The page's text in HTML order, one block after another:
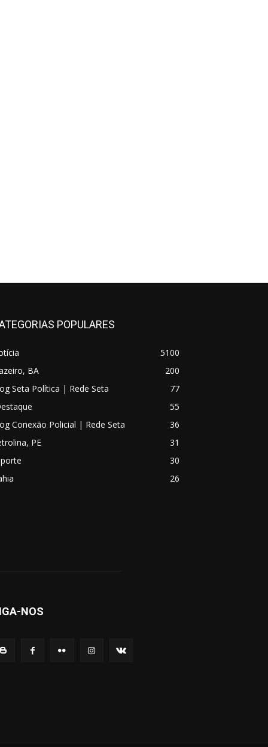
POPULARES
5100
BA
200
Seta Política | Rede Seta
77
55
Conexão Policial | Rede Seta
36
PE
31
30
26
NOS